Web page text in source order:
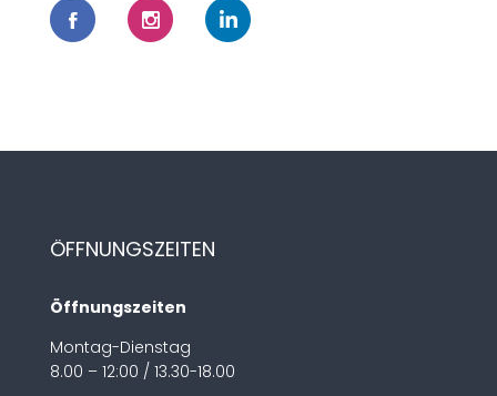
ÖFFNUNGSZEITEN
Öffnungszeiten
Montag-Dienstag
8.00 – 12:00 / 13.30-18.00